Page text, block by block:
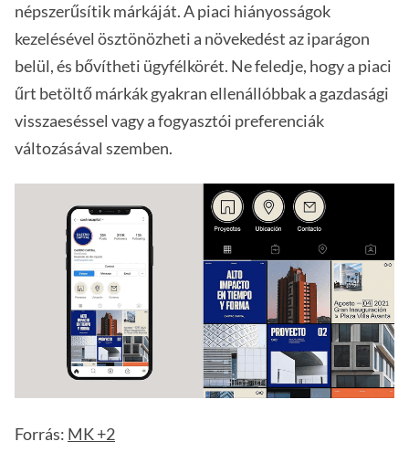
népszerűsítik márkáját. A piaci hiányosságok
kezelésével ösztönözheti a növekedést az iparágon
belül, és bővítheti ügyfélkörét. Ne feledje, hogy a piaci
űrt betöltő márkák gyakran ellenállóbbak a gazdasági
visszaeséssel vagy a fogyasztói preferenciák
változásával szemben.
Forrás: MK +2